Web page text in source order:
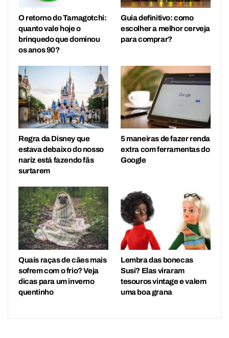
O retorno do Tamagotchi:
quanto vale hoje o
brinquedo que dominou
os anos 90?
Guia definitivo: como
escolher a melhor cerveja
para comprar?
Regra da Disney que
estava debaixo do nosso
nariz está fazendo fãs
surtarem
5 maneiras de fazer renda
extra com ferramentas do
Google
Quais raças de cães mais
sofrem com o frio? Veja
dicas para um inverno
quentinho
Lembra das bonecas
Susi? Elas viraram
tesouros vintage e valem
uma boa grana